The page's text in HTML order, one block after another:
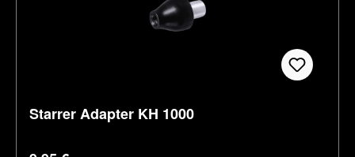
Starrer Adapter KH 1000